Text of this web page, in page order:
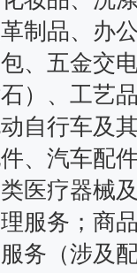
制品、办
、五金交
）、工艺
自行车及
、汽车配
医疗器械
服务；商
务（涉及